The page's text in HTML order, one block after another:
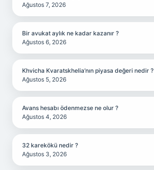
Ağustos 7, 2026
Bir avukat aylık ne kadar kazanır ?
Ağustos 6, 2026
Khvicha Kvaratskhelia’nın piyasa değeri nedir ?
Ağustos 5, 2026
Avans hesabı ödenmezse ne olur ?
Ağustos 4, 2026
32 karekökü nedir ?
Ağustos 3, 2026